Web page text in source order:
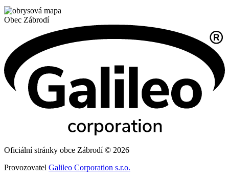
Obec Zábrodí
Oficiální stránky obce Zábrodí © 2026
Provozovatel Galileo Corporation s.r.o.